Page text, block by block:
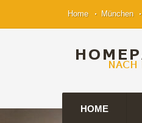
Home München
HOME